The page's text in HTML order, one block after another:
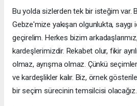
Bu yolda sizlerden tek bir isteğim var.
Gebze'mize yakışan olgunlukta,
geçirelim. Herkes bizim
kardeşlerimizdir. Rekabet olur, fikir
olmaz, ayrışma olmaz. Çünkü
ve kardeşlikler kalır. Biz, örnek
bir seçim sürecinin temsilcisi olacağız.